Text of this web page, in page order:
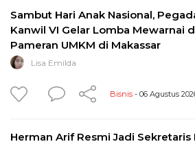
Sambut Hari Anak Nasional,
Kanwil VI Gelar Lomba Mewarnai
Pameran UMKM di Makassar
Lisa Emilda
Bisnis - 06 Agustus
Herman Arif Resmi Jadi Sekretaris